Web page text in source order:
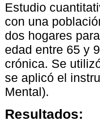
Estudio
con una
dos hogares
edad entre 65 y
crónica. Se
se aplicó el
Mental).
Resultados: